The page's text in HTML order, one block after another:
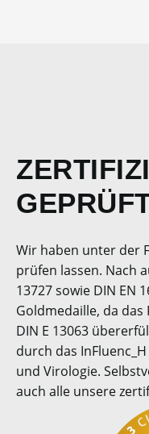
Wir haben unter der
prüfen lassen. Nach
13727 sowie DIN EN
Goldmedaille, da
DIN E 13063
durch das
und Virologie.
auch alle unsere